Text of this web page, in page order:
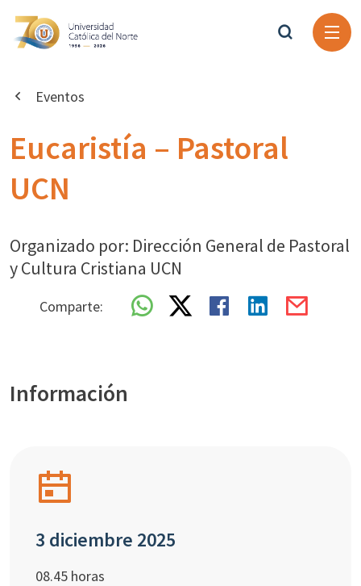
Eventos
Eucaristía – Pastoral
UCN
Organizado por: Dirección General de Pastoral
y Cultura Cristiana UCN
Comparte:
Información
3 diciembre 2025
08.45 horas